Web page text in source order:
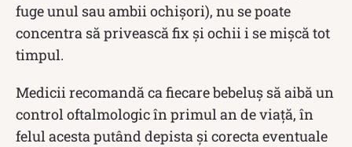
fuge unul sau ambii ochișori), nu se poate
concentra să privească fix și ochii i se mișcă tot
timpul.
Medicii recomandă ca fiecare bebeluș să aibă un
control oftalmologic în primul an de viață, în
felul acesta putând depista și corecta eventuale